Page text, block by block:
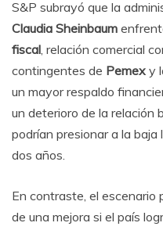
S&P subrayó que la
Claudia Sheinbaum
fiscal, relación comercial
contingentes de Pemex y
un mayor respaldo
un deterioro de la relación
podrían presionar a la
dos años.
En contraste, el escenario
de una mejora si el país